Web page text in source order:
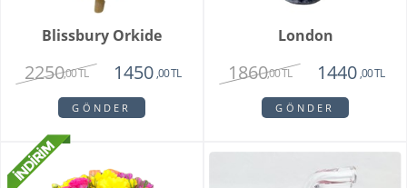
Blissbury Orkide
2250,00 TL 1450 ,00 TL
GÖNDER
London
1860,00 TL 1440 ,00 TL
GÖNDER